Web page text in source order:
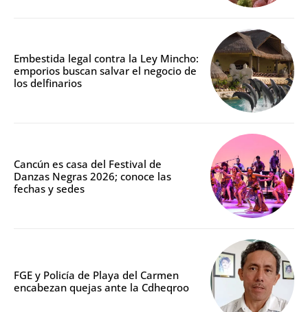
Embestida legal contra la Ley Mincho:
emporios buscan salvar el negocio de
los delfinarios
Cancún es casa del Festival de
Danzas Negras 2026; conoce las
fechas y sedes
FGE y Policía de Playa del Carmen
encabezan quejas ante la Cdheqroo